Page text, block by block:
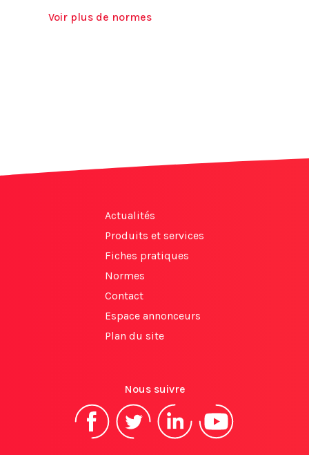
Voir plus de normes
Actualités
Produits et services
Fiches pratiques
Normes
Contact
Espace annonceurs
Plan du site
Nous suivre